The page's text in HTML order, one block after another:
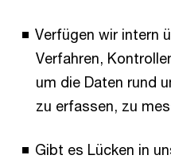
Verfügen wir intern
Verfahren,
um die Daten rund
zu erfassen, zu
Gibt es Lücken in